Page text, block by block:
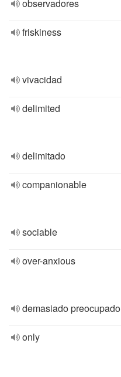
observadores
friskiness
vivacidad
delimited
delimitado
companionable
sociable
over-anxious
demasiado preocupado
only